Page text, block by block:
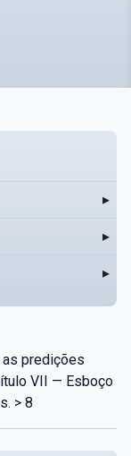
▸
▸
▸
predições
VII — Esboço
> 8